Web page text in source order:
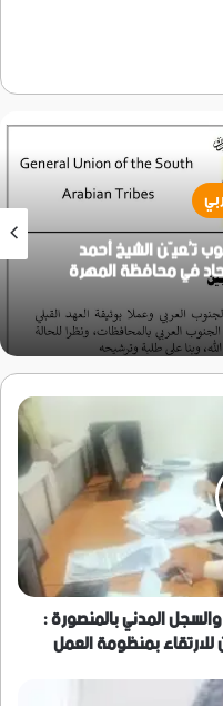
تُعيّن الشيخ أحمد
في محافظة المهرة
المدني بالمنصورة :
بمنظومة العمل